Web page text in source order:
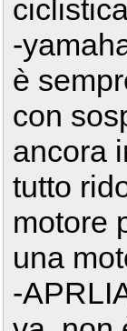
-
è
con
ancora
tutto
motore
una
-